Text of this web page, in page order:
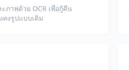
ภาพด้วย OCR เพื่อกู้คืน
งรูปแบบเดิม